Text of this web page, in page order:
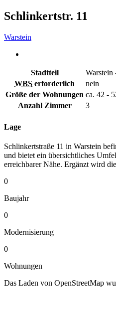
Schlinkertstr. 11
Warstein
Stadtteil
Warstein
WBS erforderlich
nein
Größe der Wohnungen ca. 42 -
Anzahl Zimmer
3
Lage
Schlinkertstraße 11 in Warstein
und bietet ein übersichtliches
erreichbarer Nähe. Ergänzt wird
0
Baujahr
0
Modernisierung
0
Wohnungen
Das Laden von OpenStreetMap